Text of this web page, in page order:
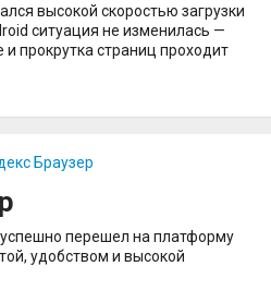
высокой скоростью загрузки
ситуация не изменилась —
прокрутка страниц проходит
успешно перешел на платформу
удобством и высокой